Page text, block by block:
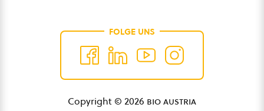
FOLGE UNS
Copyright © 2026 bio austria